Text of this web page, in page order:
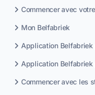
Commencer avec
Mon Belfabriek
Application
Application Belfabriek
Commencer avec les